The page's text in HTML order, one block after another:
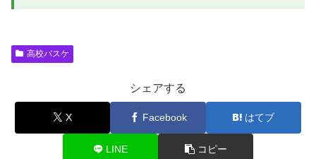
高校バスケ
シェアする
X Facebook はてブ
LINE コピー